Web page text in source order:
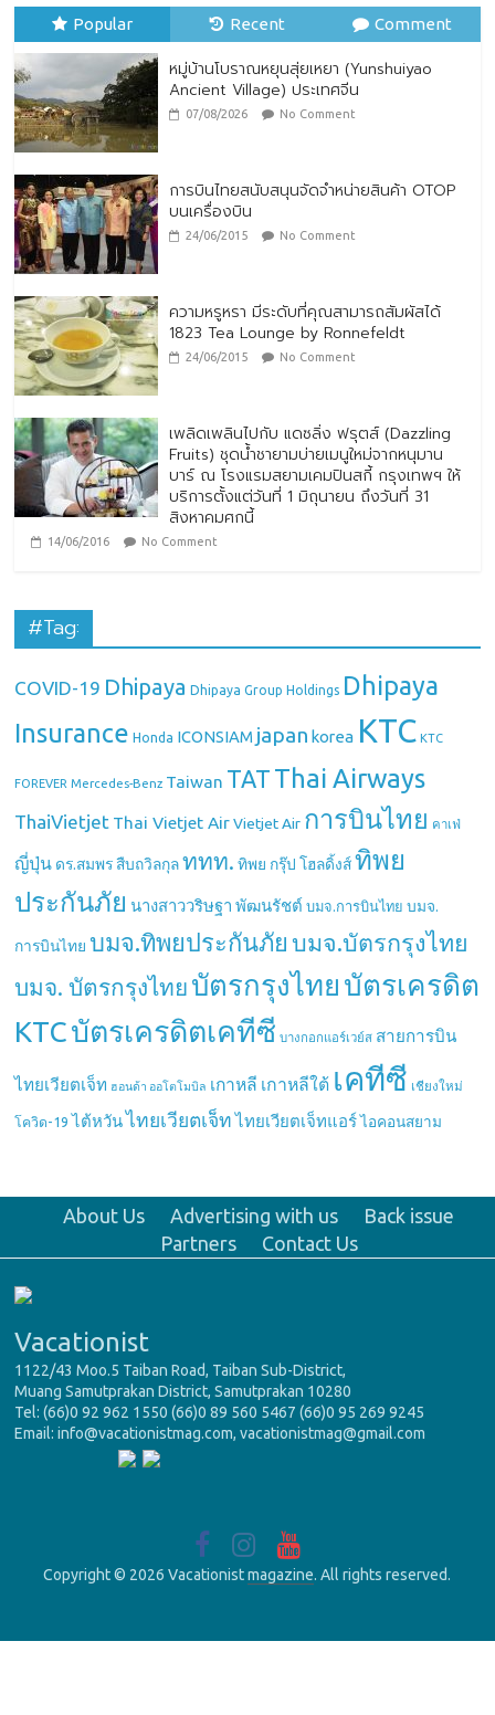
ถึงประกันภัยเพื่อประชาชน
28/07/2026 No Comment
Popular Recent Comment
หมู่บ้านโบราณหยุนสุ่ยเหยา (Yunshuiyao
Ancient Village) ประเทศจีน
07/08/2026 No Comment
การบินไทยสนับสนุนจัดจำหน่ายสินค้า OTOP
บนเครื่องบิน
24/06/2015 No Comment
ความหรูหรา มีระดับที่คุณสามารถสัมผัสได้
1823 Tea Lounge by Ronnefeldt
24/06/2015 No Comment
เพลิดเพลินไปกับ แดซลิ่ง ฟรุตส์ (Dazzling
Fruits) ชุดน้ำชายามบ่ายเมนูใหม่จากหนุมาน
บาร์ ณ โรงแรมสยามเคมปินสกี้ กรุงเทพฯ ให้
บริการตั้งแต่วันที่ 1 มิถุนายน ถึงวันที่ 31
สิงหาคมศกนี้
14/06/2016 No Comment
#Tag:
COVID-19 Dhipaya Dhipaya Group Holdings Dhipaya
Insurance Honda ICONSIAM japan korea KTC KTC
FOREVER Mercedes-Benz Taiwan TAT Thai Airways
ThaiVietjet Thai Vietjet Air Vietjet Air การบินไทย คาเฟ่
ญี่ปุ่น ดร.สมพร สืบถวิลกุล ททท. ทิพย กรุ๊ป โฮลดิ้งส์ ทิพย
ประกันภัย นางสาววริษฐา พัฒนรัชต์ บมจ.การบินไทย บมจ.
การบินไทย บมจ.ทิพยประกันภัย บมจ.บัตรกรุงไทย
บมจ. บัตรกรุงไทย บัตรกรุงไทย บัตรเครดิต
KTCบัตรเครดิตเคทีซี บางกอกแอร์เวย์ส สายการบิน
ไทยเวียตเจ็ท ฮอนด้า ออโตโมบิล เกาหลี เกาหลีใต้ เคทีซี เชียงใหม่
โควิด-19 ไต้หวัน ไทยเวียตเจ็ท ไทยเวียตเจ็ทแอร์ ไอคอนสยาม
About Us Advertising with us
Back issue
Partners
Contact Us
Vacationist
1122/43 Moo.5 Taiban Road, Taiban Sub-District,
Muang Samutprakan District, Samutprakan 10280
Tel: (66)0 92 962 1550 (66)0 89 560 5467 (66)0 95 269 9245
Email: info@vacationistmag.com, vacationistmag@gmail.com
Copyright © 2026 Vacationistmagazine. All rights reserved.